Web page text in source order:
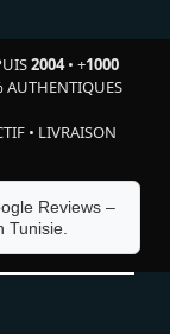
2004• +1000
AUTHENTIQUES
• LIVRAISON
Reviews –
Tunisie.